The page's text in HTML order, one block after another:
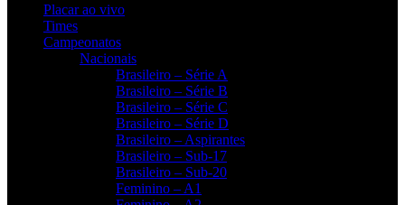
Placar ao vivo
Times
Campeonatos
Nacionais
Brasileiro – Série A
Brasileiro – Série B
Brasileiro – Série C
Brasileiro – Série D
Brasileiro – Aspirantes
Brasileiro – Sub-17
Brasileiro – Sub-20
Feminino – A1